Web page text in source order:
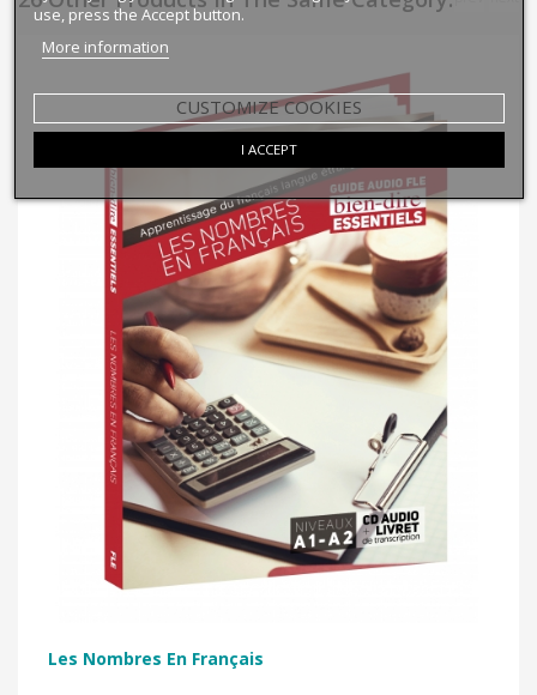
Les Nombres En Français
use, press the Accept button.
More information
CUSTOMIZE COOKIES
I ACCEPT